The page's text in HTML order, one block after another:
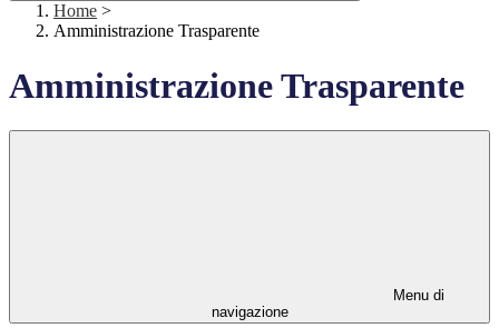
Home >
Amministrazione Trasparente
Amministrazione Trasparente
Menu di
navigazione